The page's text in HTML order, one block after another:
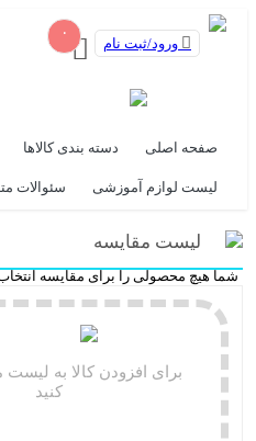
۰
ورود/ثبت نام
صفحه اصلی دسته بندی کالاها
لیست لوازم آموزشی سئوالات
لیست مقایسه
شما هیچ محصولی را برای مقایسه انتخاب
برای افزودن کالا به لیست
کنید